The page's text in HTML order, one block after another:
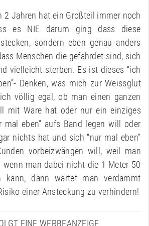
2 Jahren hat ein Großteil immer noch
es NIE darum ging dass diese
sondern eben genau anders
Menschen die gefährdet sind, sich
vielleicht sterben. Es ist dieses “ich
Denken, was mich zur Weissglut
völlig egal, ob man einen ganzen
mit Ware hat oder nur ein einziges
mal eben” aufs Band legen will oder
nichts hat und sich “nur mal eben”
vorbeizwängen will, weil man
man dabei nicht die 1 Meter 50
kann, dann wartet man verdammt
einer Ansteckung zu verhindern!
EINE WERBEANZEIGE